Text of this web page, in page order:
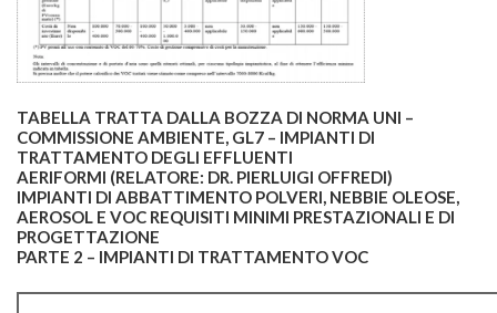
TABELLA TRATTA DALLA BOZZA DI NORMA UNI –
COMMISSIONE AMBIENTE, GL7 – IMPIANTI DI
TRATTAMENTO DEGLI EFFLUENTI
AERIFORMI (RELATORE: DR. PIERLUIGI OFFREDI)
IMPIANTI DI ABBATTIMENTO POLVERI, NEBBIE OLEOSE,
AEROSOL E VOC REQUISITI MINIMI PRESTAZIONALI E DI
PROGETTAZIONE
PARTE 2 – IMPIANTI DI TRATTAMENTO VOC